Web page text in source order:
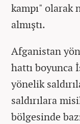
kampı" olarak
almıştı.
Afganistan
hattı boyunca
yönelik
saldırılara
bölgesinde